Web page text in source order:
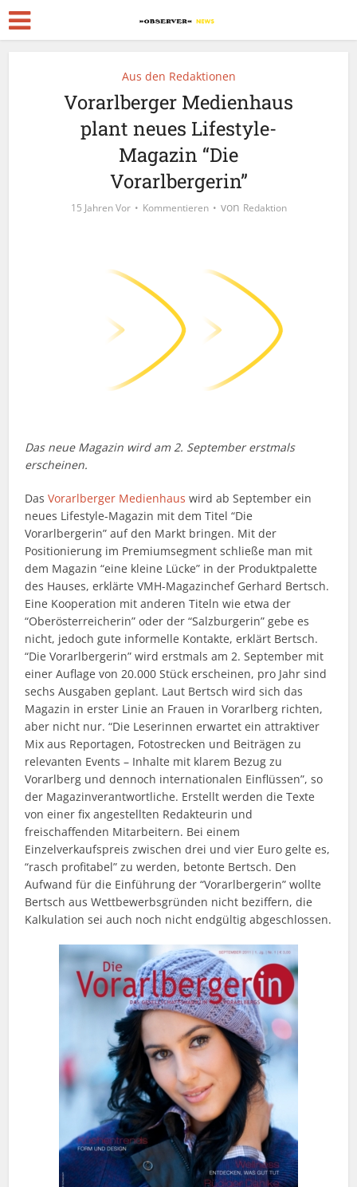
Aus den Redaktionen
Vorarlberger Medienhaus
plant neues Lifestyle-
Magazin “Die
Vorarlbergerin”
15 Jahren Vor Kommentieren von Redaktion
Das neue Magazin wird am 2. September erstmals
erscheinen.
DasVorarlberger Medienhaus wird ab September ein
neues Lifestyle-Magazin mit dem Titel “Die
Vorarlbergerin” auf den Markt bringen. Mit der
Positionierung im Premiumsegment schließe man mit
dem Magazin “eine kleine Lücke” in der Produktpalette
des Hauses, erklärte VMH-Magazinchef Gerhard Bertsch.
Eine Kooperation mit anderen Titeln wie etwa der
“Oberösterreicherin” oder der “Salzburgerin” gebe es
nicht, jedoch gute informelle Kontakte, erklärt Bertsch.
“Die Vorarlbergerin” wird erstmals am 2. September mit
einer Auflage von 20.000 Stück erscheinen, pro Jahr sind
sechs Ausgaben geplant. Laut Bertsch wird sich das
Magazin in erster Linie an Frauen in Vorarlberg richten,
aber nicht nur. “Die Leserinnen erwartet ein attraktiver
Mix aus Reportagen, Fotostrecken und Beiträgen zu
relevanten Events – Inhalte mit klarem Bezug zu
Vorarlberg und dennoch internationalen Einflüssen”, so
der Magazinverantwortliche. Erstellt werden die Texte
von einer fix angestellten Redakteurin und
freischaffenden Mitarbeitern. Bei einem
Einzelverkaufspreis zwischen drei und vier Euro gelte es,
“rasch profitabel” zu werden, betonte Bertsch. Den
Aufwand für die Einführung der “Vorarlbergerin” wollte
Bertsch aus Wettbewerbsgründen nicht beziffern, die
Kalkulation sei auch noch nicht endgültig abgeschlossen.